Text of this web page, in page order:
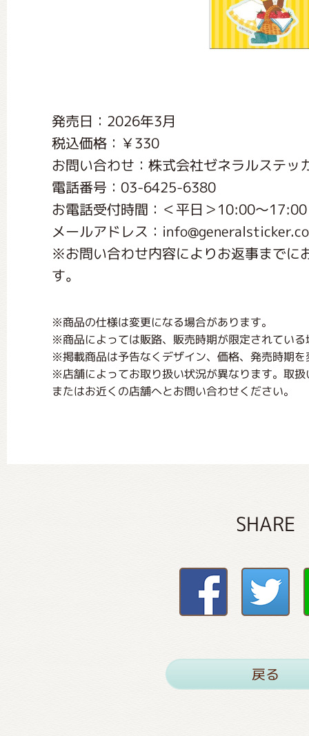
発売日：2026年3月
税込価格：￥330
お問い合わせ：株式会社ゼネラルステッ
電話番号：03-6425-6380
お電話受付時間：＜平日＞10:00〜17:00
メールアドレス：
※お問い合わせ内容によりお返事までに
す。
※商品の仕様は変更になる場合があります。
※商品によっては販路、販売時期が限定されてい
※掲載商品は予告なくデザイン、価格、発売時期
※店舗によってお取り扱い状況が異なります。取
またはお近くの店舗へとお問い合わせください。
SHARE
戻る
くまのがっこう しょくいんしつ
くまのがっこう 家庭科部